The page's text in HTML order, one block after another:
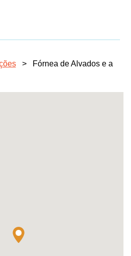
>
Fórnea de Alvados e a